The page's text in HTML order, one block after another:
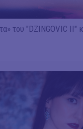
του "DZINGOVIC II"